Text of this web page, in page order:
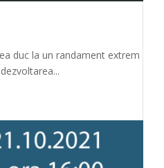
duc la un randament extrem